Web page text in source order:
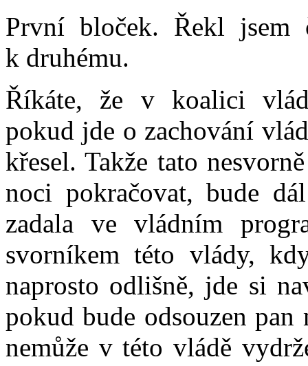
První bloček. Řekl jsem
k druhému.
Říkáte, že v koalici
pokud jde o zachování
křesel. Takže tato
noci pokračovat, bude
zadala ve vládním
svorníkem této vlády,
naprosto odlišně, jde si
pokud bude odsouzen
nemůže v této vládě